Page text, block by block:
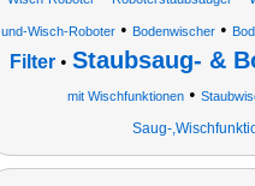
und-Wisch-Roboter • Bodenwischer •
Filter• Staubsaug- &
mit Wischfunktionen•
Saug-